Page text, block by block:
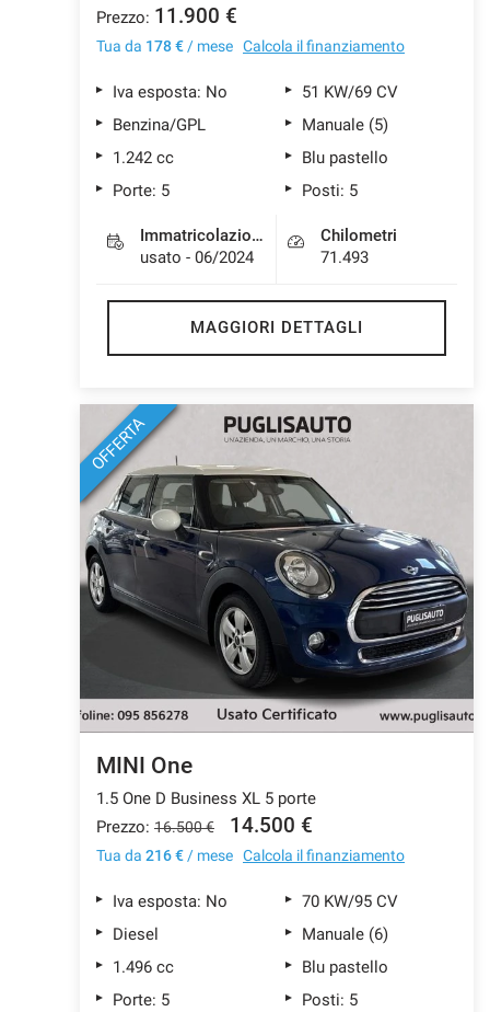
Prezzo: 11.900 €
Tua da 178 € / mese Calcola il finanziamento
Iva esposta: No
51 KW/69 CV
Benzina/GPL
Manuale (5)
1.242 cc
Blu pastello
Porte: 5
Posti: 5
Immatricolazione
usato - 06/2024
Chilometri
71.493
MAGGIORI DETTAGLI
OFFERTA
MINI One
1.5 One D Business XL 5 porte
Prezzo: 16.500 € 14.500 €
Tua da 216 € / mese Calcola il finanziamento
Iva esposta: No
70 KW/95 CV
Diesel
Manuale (6)
1.496 cc
Blu pastello
Porte: 5
Posti: 5